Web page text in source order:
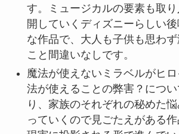
す。ミュージカルの要素も取
開していくディズニーらしい
な作品で、大人も子供も思わ
こと間違いなしです。
魔法が使えないミラベルがヒ
法が使えることの弊害？につ
り、家族のそれぞれの秘めた
っていくので見ごたえがある